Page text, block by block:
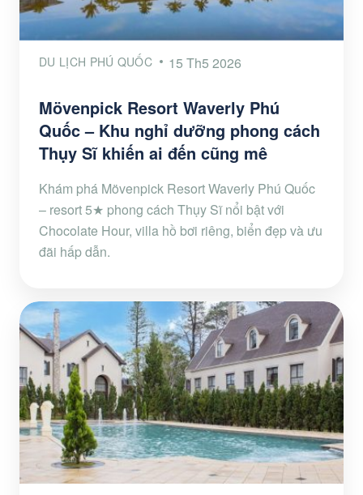
DU LỊCH PHÚ QUỐC 15 Th5 2026
Mövenpick Resort Waverly Phú
Quốc – Khu nghỉ dưỡng phong cách
Thụy Sĩ khiến ai đến cũng mê
Khám phá Mövenpick Resort Waverly Phú Quốc
– resort 5★ phong cách Thụy Sĩ nổi bật với
Chocolate Hour, villa hồ bơi riêng, biển đẹp và ưu
đãi hấp dẫn.